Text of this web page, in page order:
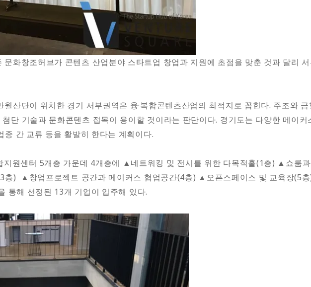
화창조허브가 콘텐츠 산업분야 스타트업 창업과 지원에 초점을 맞춘 것과 달리
월산단이 위치한 경기 서부권역은 융·복합콘텐츠산업의 최적지로 꼽힌다. 주조와
단 기술과 문화콘텐츠 접목이 용이할 것이라는 판단이다. 경기도는 다양한 메이
간 교류 등을 활발히 한다는 계획이다.
지원센터 5개층 가운데 4개층에 ▲네트워킹 및 전시를 위한 다목적홀(1층) ▲쇼룸
층) ▲창업프로젝트 공간과 메이커스 협업공간(4층) ▲오픈스페이스 및 교육장(5
통해 선정된 13개 기업이 입주해 있다.